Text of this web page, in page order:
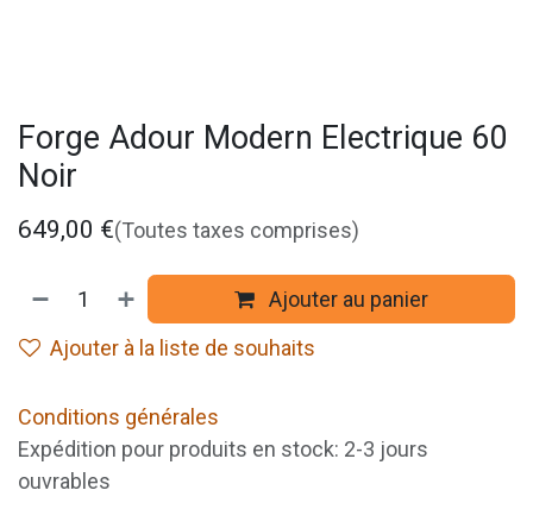
Forge Adour Modern Electrique 60
Noir
649,00 €(Toutes taxes comprises)
Ajouter au panier
Ajouter à la liste de souhaits
Conditions générales
Expédition pour produits en stock: 2-3 jours
ouvrables